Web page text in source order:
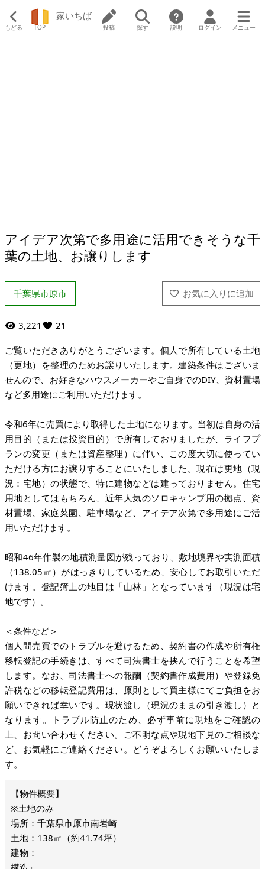
もどる TOP
家いちば
投稿 探す 説明 ログイン メニュー
アイデア次第で多用途に活用できそうな千
葉の土地、お譲りします
千葉県市原市
3,221 21
ご覧いただきありがとうございます。個人で所有している土地
（更地）を整理のためお譲りいたします。建築条件はございま
せんので、お好きなハウスメーカーやご自身でのDIY、資材置場
など多用途にご利用いただけます。
令和6年に売買により取得した土地になります。当初は自身の活
用目的（または投資目的）で所有しておりましたが、ライフプ
ランの変更（または資産整理）に伴い、この度大切に使ってい
ただける方にお譲りすることにいたしました。現在は更地（現
況：宅地）の状態で、特に建物などは建っておりません。住宅
用地としてはもちろん、近年人気のソロキャンプ用の拠点、資
材置場、家庭菜園、駐車場など、アイデア次第で多用途にご活
用いただけます。
昭和46年作製の地積測量図が残っており、敷地境界や実測面積
（138.05㎡）がはっきりしているため、安心してお取引いただ
けます。登記簿上の地目は「山林」となっています（現況は宅
地です）。
＜条件など＞
個人間売買でのトラブルを避けるため、契約書の作成や所有権
移転登記の手続きは、すべて司法書士を挟んで行うことを希望
します。なお、司法書士への報酬（契約書作成費用）や登録免
許税などの移転登記費用は、原則として買主様にてご負担をお
願いできれば幸いです。現状渡し（現況のままの引き渡し）と
なります。トラブル防止のため、必ず事前に現地をご確認の
上、お問い合わせください。ご不明な点や現地下見のご相談な
ど、お気軽にご連絡ください。どうぞよろしくお願いいたしま
す。
※土地のみ
場所：千葉県市原市南岩崎
土地：138㎡（約41.74坪）
建物：